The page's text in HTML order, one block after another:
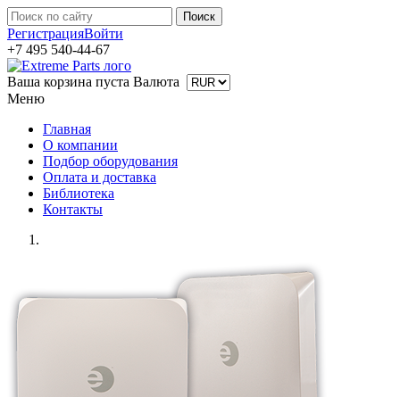
РегистрацияВойти
+7 495 540-44-67
Ваша корзина пуста Валюта
Меню
Главная
О компании
Подбор оборудования
Оплата и доставка
Библиотека
Контакты